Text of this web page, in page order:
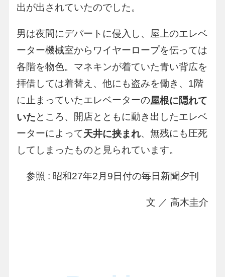
出が出されていたのでした。
男は夜間にデパートに侵入し、屋上のエレベ
ーター機械室からワイヤーロープを伝っては
各階を物色。マネキンが着ていた青い背広を
拝借しては着替え、他にも盗みを働き、1階
に止まっていたエレベーターの屋根に隠れて
いたところ、開店とともに動き出したエレベ
ーターによって天井に挟まれ、無残にも圧死
してしまったものと見られています。
参照 : 昭和27年2月9日付の毎日新聞夕刊
文 ／ 高木圭介